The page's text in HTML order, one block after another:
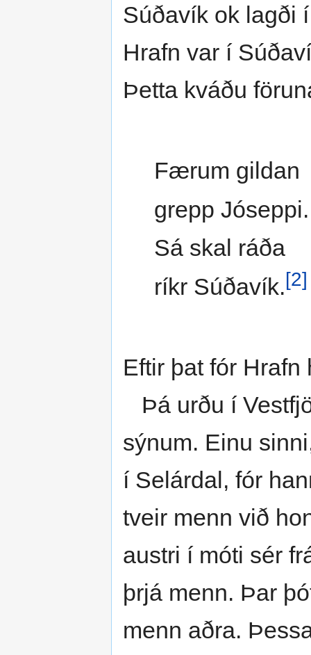
Súðavík ok lagði
Hrafn var í
Þetta kváðu
Færum gildan
grepp Jóseppi.
Sá skal ráða
ríkr Súðavík.[2]
Eftir þat fór Hrafn
Þá urðu í
sýnum. Einu
í Selárdal, fór
tveir menn við
austri í móti sér
þrjá menn. Þar
menn aðra.